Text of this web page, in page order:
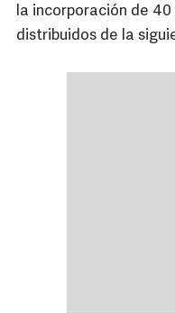
la incorporación de
distribuidos de la